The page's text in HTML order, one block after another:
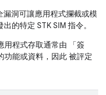
漏洞可讓應用程式攔截或模
的特定 STK SIM 指令。
用程式存取通常由 「簽
功能或資料，因此 被評定